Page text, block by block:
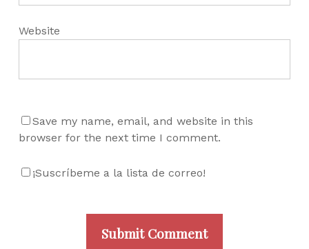
Website
Save my name, email, and website in this
browser for the next time I comment.
¡Suscríbeme a la lista de correo!